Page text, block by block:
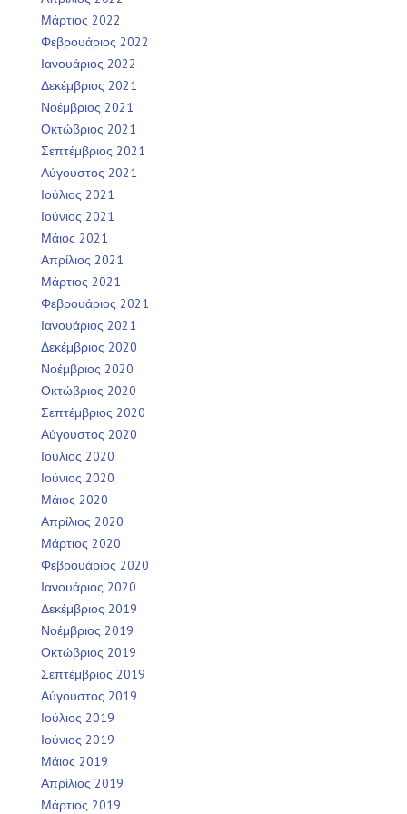
Μάρτιος 2022
Φεβρουάριος 2022
Ιανουάριος 2022
Δεκέμβριος 2021
Νοέμβριος 2021
Οκτώβριος 2021
Σεπτέμβριος 2021
Αύγουστος 2021
Ιούλιος 2021
Ιούνιος 2021
Μάιος 2021
Απρίλιος 2021
Μάρτιος 2021
Φεβρουάριος 2021
Ιανουάριος 2021
Δεκέμβριος 2020
Νοέμβριος 2020
Οκτώβριος 2020
Σεπτέμβριος 2020
Αύγουστος 2020
Ιούλιος 2020
Ιούνιος 2020
Μάιος 2020
Απρίλιος 2020
Μάρτιος 2020
Φεβρουάριος 2020
Ιανουάριος 2020
Δεκέμβριος 2019
Νοέμβριος 2019
Οκτώβριος 2019
Σεπτέμβριος 2019
Αύγουστος 2019
Ιούλιος 2019
Ιούνιος 2019
Μάιος 2019
Απρίλιος 2019
Μάρτιος 2019